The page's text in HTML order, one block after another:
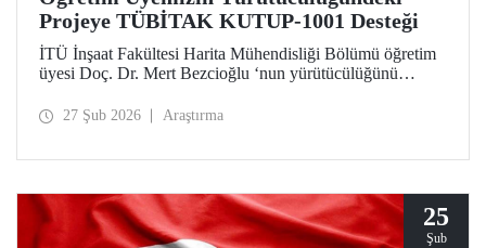
Projeye TÜBİTAK KUTUP-1001 Desteği
İTÜ İnşaat Fakültesi Harita Mühendisliği Bölümü öğretim
üyesi Doç. Dr. Mert Bezcioğlu ‘nun yürütücülüğünü
Programı kapsamında desteğe değer görüldü.
27 Şub 2026 Araştırma
25
Şub